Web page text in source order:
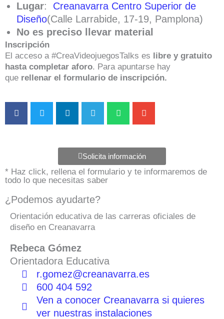
Lugar: Creanavarra Centro Superior de
Diseño(Calle Larrabide, 17-19, Pamplona)
No es preciso llevar material
Inscripción
El acceso a #CreaVideojuegosTalks es libre y gratuito
hasta completar aforo. Para apuntarse hay
que rellenar el formulario de inscripción.
Solicita información
* Haz click, rellena el formulario y te informaremos de
todo lo que necesitas saber
¿Podemos ayudarte?
Orientación educativa de las carreras oficiales de
diseño en Creanavarra
Rebeca Gómez
Orientadora Educativa
r.gomez@creanavarra.es
600 404 592
Ven a conocer Creanavarra si quieres
ver nuestras instalaciones